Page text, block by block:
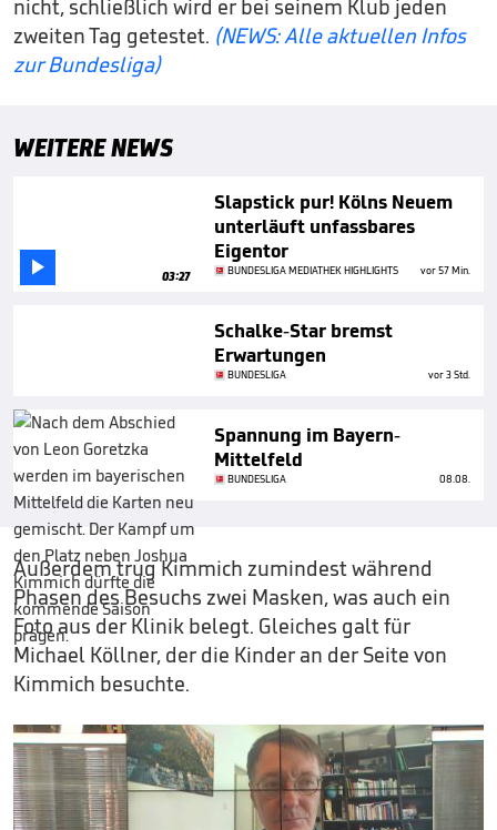
nicht, schließlich wird er bei seinem Klub jeden
zweiten Tag getestet. (NEWS: Alle aktuellen Infos
zur Bundesliga)
WEITERE NEWS
 03:27
Slapstick pur! Kölns Neuem
unterläuft unfassbares
Eigentor
BUNDESLIGA MEDIATHEK HIGHLIGHTS vor 57 Min.
Schalke-Star bremst
Erwartungen
BUNDESLIGA vor 3 Std.
Spannung im Bayern-
Mittelfeld
BUNDESLIGA 08.08.
Außerdem trug Kimmich zumindest während
Phasen des Besuchs zwei Masken, was auch ein
Foto aus der Klinik belegt. Gleiches galt für
Michael Köllner, der die Kinder an der Seite von
Kimmich besuchte.